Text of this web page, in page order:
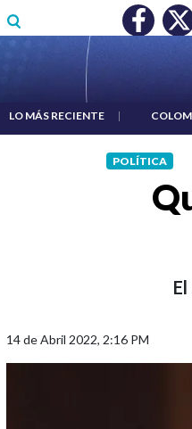
EMPLEO: JP MORGAN
Navegación
LO MÁS RECIENTE |
POLÍTICA
14 de Abril 2022, 2:16 PM